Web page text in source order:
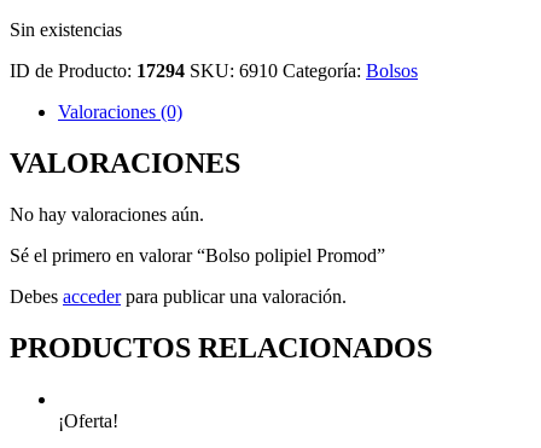
Sin existencias
ID de Producto: 17294 SKU: 6910 Categoría: Bolsos
Valoraciones (0)
VALORACIONES
No hay valoraciones aún.
Sé el primero en valorar “Bolso polipiel Promod”
Debes accederpara publicar una valoración.
PRODUCTOS RELACIONADOS
¡Oferta!